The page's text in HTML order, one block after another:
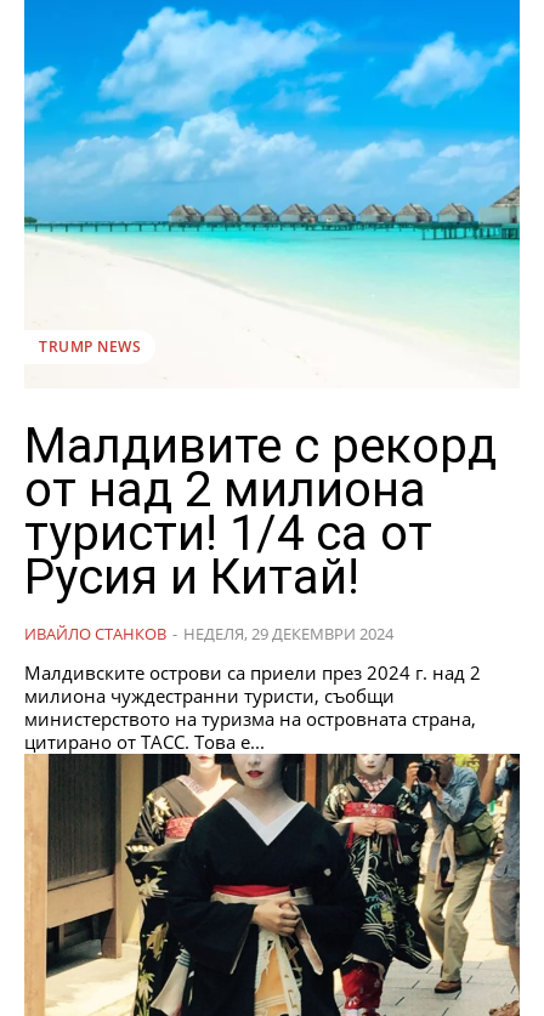
TRUMP NEWS
Малдивите с рекорд
от над 2 милиона
туристи! 1/4 са от
Русия и Китай!
ИВАЙЛО СТАНКОВ - НЕДЕЛЯ, 29 ДЕКЕМВРИ 2024
Малдивските острови са приели през 2024 г. над 2
милиона чуждестранни туристи, съобщи
министерството на туризма на островната страна,
цитирано от ТАСС. Това е...